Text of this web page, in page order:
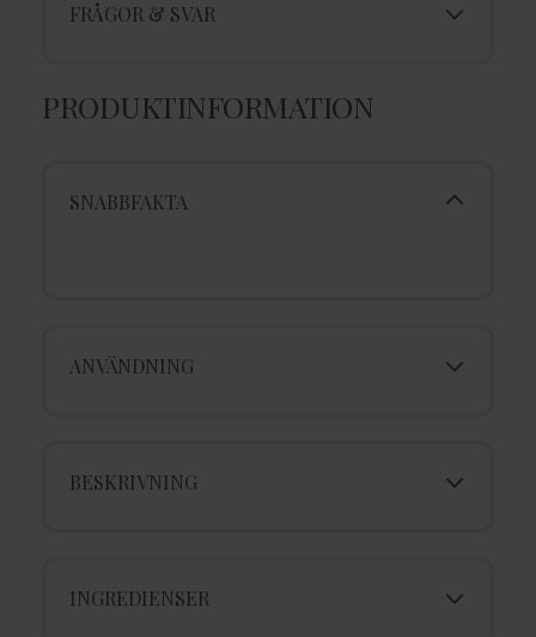
FRÅGOR & SVAR
PRODUKTINFORMATION
SNABBFAKTA
ANVÄNDNING
BESKRIVNING
INGREDIENSER